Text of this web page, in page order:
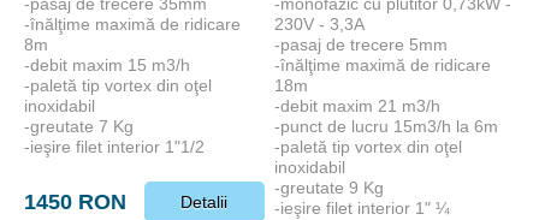
-înălţime maximă de ridicare
8m
-debit maxim 15 m3/h
-paletă tip vortex din oţel
inoxidabil
-greutate 7 Kg
-ieşire filet interior 1"1/2
1450 RON Detalii
230V - 3,3A
-pasaj de trecere 5mm
-înălţime maximă de ridicare
18m
-debit maxim 21 m3/h
-punct de lucru 15m3/h la 6m
-paletă tip vortex din oţel
inoxidabil
-greutate 9 Kg
-ieşire filet interior 1" ¼